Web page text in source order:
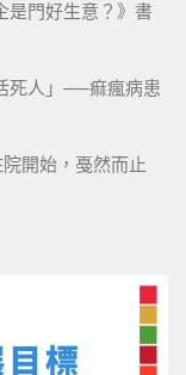
是門好生意？》書
死人」──痲瘋病患
開始，戞然而止